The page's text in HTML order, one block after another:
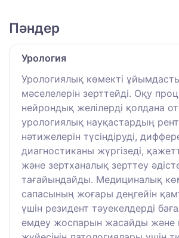
Пәндер
Урология
Урологиялық көмекті
мәселелерін зерттейді. Оқу
нейрондық желілерді қолдана
урологиялық науқастардың
нәтижелерін түсіндіруді,
диагностиканы жүргізеді,
және зертханалық зерттеу
тағайындайды. Медициналық
сапасының жоғары деңгейін
үшін резидент тәуекелдерді
емдеу жоспарын жасайды және